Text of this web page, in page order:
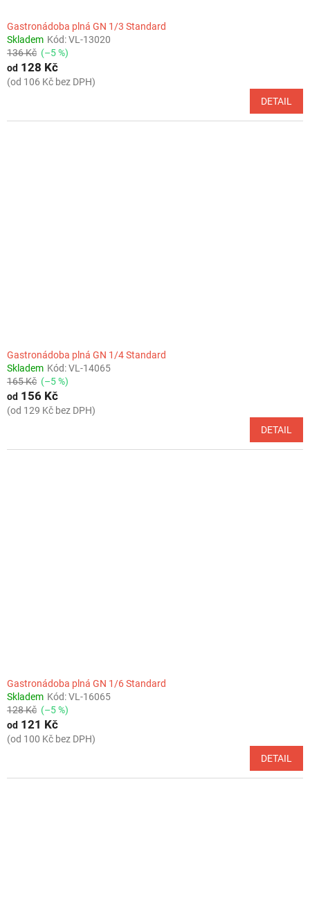
Gastronádoba plná GN 1/3 Standard
Skladem Kód:VL-13020
136 Kč (–5 %)
od 128 Kč
(od 106 Kč bez DPH)
DETAIL
Gastronádoba plná GN 1/4 Standard
Skladem Kód:VL-14065
165 Kč (–5 %)
od 156 Kč
(od 129 Kč bez DPH)
DETAIL
Gastronádoba plná GN 1/6 Standard
Skladem Kód:VL-16065
128 Kč (–5 %)
od 121 Kč
(od 100 Kč bez DPH)
DETAIL